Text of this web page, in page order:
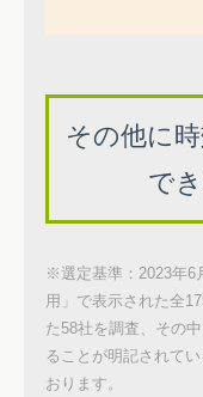
その他に
で
※選定基準：2023年6
用」で表示された全
た58社を調査、その
ることが明記されて
おります。